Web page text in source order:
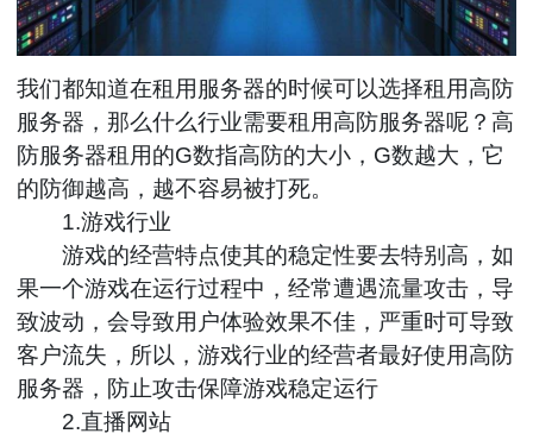
我们都知道在租用服务器的时候可以选择租用高防
服务器，那么什么行业需要租用高防服务器呢？高
防服务器租用的G数指高防的大小，G数越大，它
的防御越高，越不容易被打死。
1.游戏行业
游戏的经营特点使其的稳定性要去特别高，如
果一个游戏在运行过程中，经常遭遇流量攻击，导
致波动，会导致用户体验效果不佳，严重时可导致
客户流失，所以，游戏行业的经营者最好使用高防
服务器，防止攻击保障游戏稳定运行
2.直播网站